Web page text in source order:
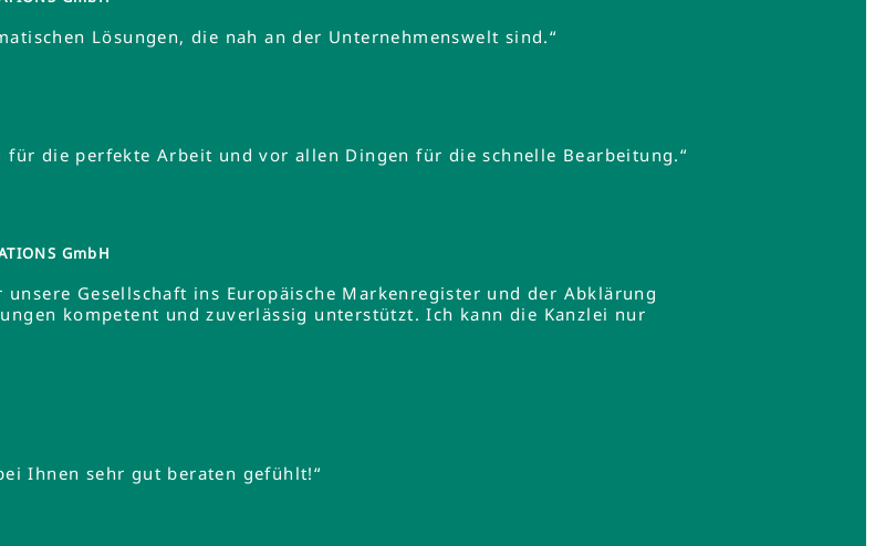
Lösungen, die nah an der Unternehmenswelt sind.“
für die perfekte Arbeit und vor allen Dingen für die schnelle Bearbeitung.“
GmbH
Gesellschaft ins Europäische Markenregister und der Abklärung
kompetent und zuverlässig unterstützt. Ich kann die Kanzlei nur
Ihnen sehr gut beraten gefühlt!“